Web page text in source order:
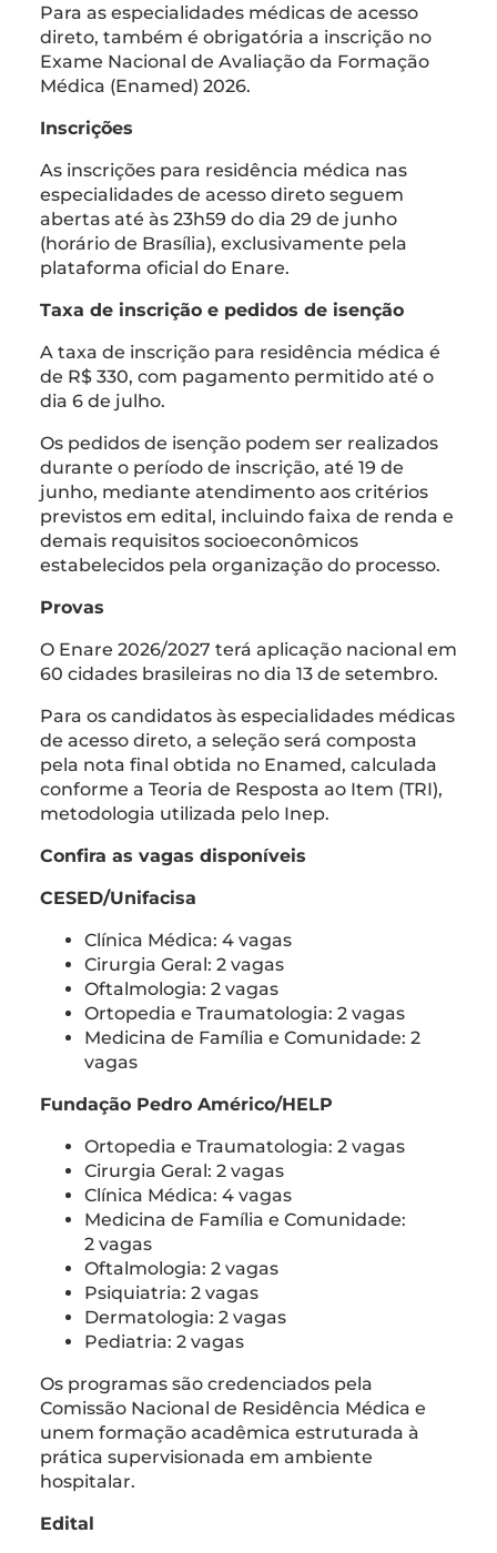
Para as especialidades médicas de acesso
direto, também é obrigatória a inscrição no
Exame Nacional de Avaliação da Formação
Médica (Enamed) 2026.
Inscrições
As inscrições para residência médica nas
especialidades de acesso direto seguem
abertas até às 23h59 do dia 29 de junho
(horário de Brasília), exclusivamente pela
plataforma oficial do Enare.
Taxa de inscrição e pedidos de isenção
A taxa de inscrição para residência médica é
de R$ 330, com pagamento permitido até o
dia 6 de julho.
Os pedidos de isenção podem ser realizados
durante o período de inscrição, até 19 de
junho, mediante atendimento aos critérios
previstos em edital, incluindo faixa de renda e
demais requisitos socioeconômicos
estabelecidos pela organização do processo.
Provas
O Enare 2026/2027 terá aplicação nacional em
60 cidades brasileiras no dia 13 de setembro.
Para os candidatos às especialidades médicas
de acesso direto, a seleção será composta
pela nota final obtida no Enamed, calculada
conforme a Teoria de Resposta ao Item (TRI),
metodologia utilizada pelo Inep.
Confira as vagas disponíveis
CESED/Unifacisa
Clínica Médica: 4 vagas
Cirurgia Geral: 2 vagas
Oftalmologia: 2 vagas
Ortopedia e Traumatologia: 2 vagas
Medicina de Família e Comunidade: 2
vagas
Fundação Pedro Américo/HELP
Ortopedia e Traumatologia: 2 vagas
Cirurgia Geral: 2 vagas
Clínica Médica: 4 vagas
Medicina de Família e Comunidade:
2 vagas
Oftalmologia: 2 vagas
Psiquiatria: 2 vagas
Dermatologia: 2 vagas
Pediatria: 2 vagas
Os programas são credenciados pela
Comissão Nacional de Residência Médica e
unem formação acadêmica estruturada à
prática supervisionada em ambiente
hospitalar.
Edital